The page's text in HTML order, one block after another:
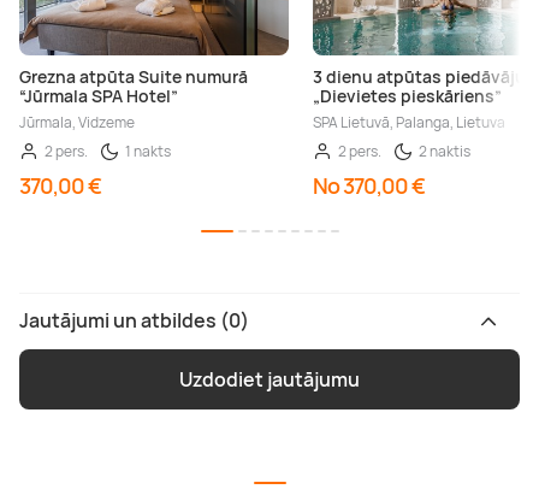
Grezna atpūta Suite numurā
“Jūrmala SPA Hotel”
Jūrmala, Vidzeme
2 pers.
1 nakts
370,00 €
3 dienu atpūtas
„Dievietes pieskāriens”
SPA Lietuvā, Palanga, Lietuva
2 pers.
2 naktis
No 370,00 €
Jautājumi un atbildes (0)
Uzdodiet jautājumu